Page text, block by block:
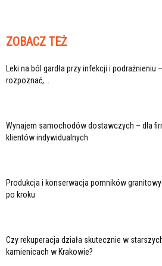
ZOBACZ TEŻ
Leki na ból gardła przy infekcji i podrażnieniu
rozpoznać,...
Wynajem samochodów dostawczych – dla
klientów indywidualnych
Produkcja i konserwacja pomników
po kroku
Czy rekuperacja działa skutecznie w
kamienicach w Krakowie?